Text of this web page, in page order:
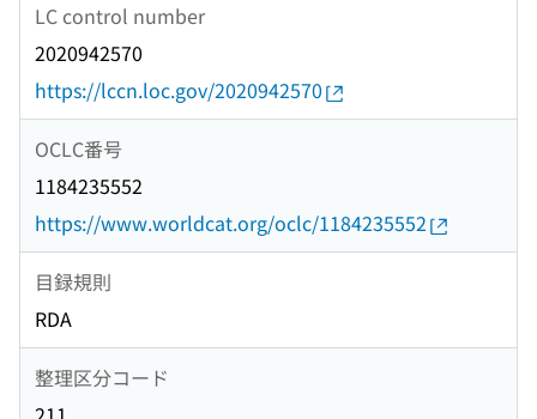
LC control number
2020942570
https://lccn.loc.gov/2020942570
OCLC番号
1184235552
https://www.worldcat.org/oclc/1184235552
目録規則
RDA
整理区分コード